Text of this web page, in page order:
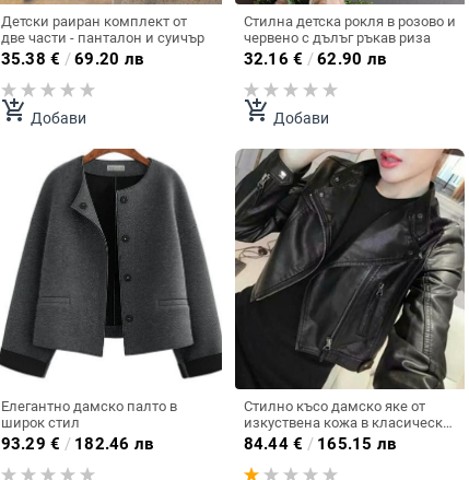
Детски раиран комплект от
две части - панталон и суичър
35.38 € /69.20 лв
add_shopping_cart Добави
Стилна детска рокля в розово и
червено с дълъг ръкав риза
32.16 € /62.90 лв
add_shopping_cart Добави
Елегантно дамско палто в
широк стил
93.29 € / 182.46 лв
Стилно късо дамско яке от
изкуствена кожа в класическо
черно
84.44 € / 165.15 лв